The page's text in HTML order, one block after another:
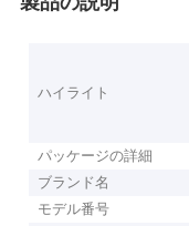
ハイライト
パッケージの詳細
ブランド名
モデル番号